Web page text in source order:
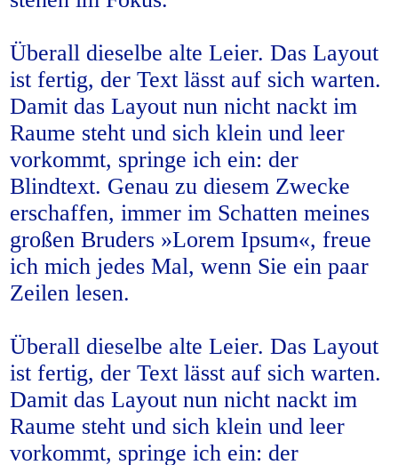
Überall dieselbe alte Leier. Das Layout
ist fertig, der Text lässt auf sich warten.
Damit das Layout nun nicht nackt im
Raume steht und sich klein und leer
vorkommt, springe ich ein: der
Blindtext. Genau zu diesem Zwecke
erschaffen, immer im Schatten meines
großen Bruders »Lorem Ipsum«, freue
ich mich jedes Mal, wenn Sie ein paar
Zeilen lesen.
Überall dieselbe alte Leier. Das Layout
ist fertig, der Text lässt auf sich warten.
Damit das Layout nun nicht nackt im
Raume steht und sich klein und leer
vorkommt, springe ich ein: der